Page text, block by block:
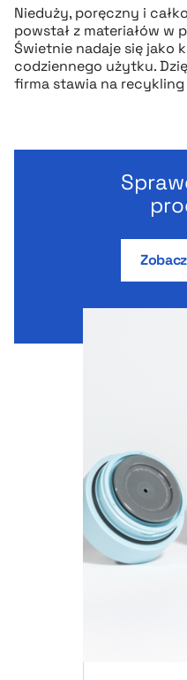
Nieduży, poręczny i
powstał z materiałów w
Świetnie nadaje się jako
codziennego użytku.
firma stawia na